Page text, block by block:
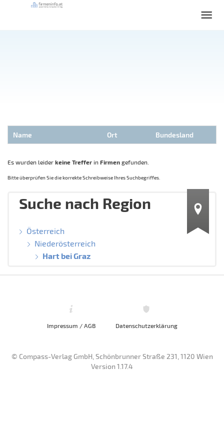
Name Ort Bundesland
Es wurden leider keine Treffer in Firmen gefunden.
Bitte überprüfen Sie die korrekte Schreibweise Ihres Suchbegriffes.
Suche nach Region
Österreich
Niederösterreich
Hart bei Graz
Impressum / AGB Datenschutzerklärung
© Compass-Verlag GmbH, Schönbrunner Straße 231, 1120 Wien
Version 1.17.4